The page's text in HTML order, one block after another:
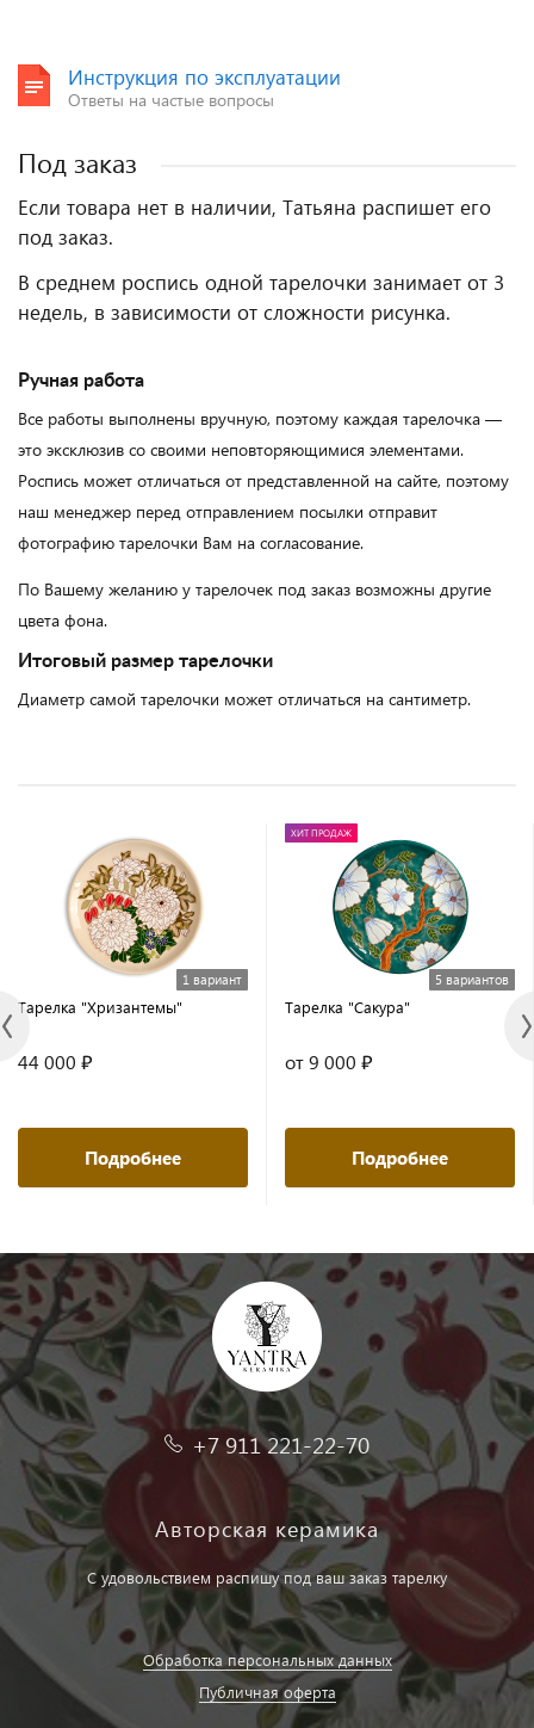
Инструкция по эксплуатации
Ответы на частые вопросы
Под заказ
Если товара нет в наличии, Татьяна распишет его
под заказ.
В среднем роспись одной тарелочки занимает от 3
недель, в зависимости от сложности рисунка.
Ручная работа
Все работы выполнены вручную, поэтому каждая тарелочка —
это эксклюзив со своими неповторяющимися элементами.
Роспись может отличаться от представленной на сайте, поэтому
наш менеджер перед отправлением посылки отправит
фотографию тарелочки Вам на согласование.
По Вашему желанию у тарелочек под заказ возможны другие
цвета фона.
Итоговый размер тарелочки
Диаметр самой тарелочки может отличаться на сантиметр.
1 вариант
Тарелка "Хризантемы"
44 000 ₽
Подробнее
ХИТ ПРОДАЖ
5 вариантов
Тарелка "Сакура"
от 9 000 ₽
Подробнее
+7 911 221-22-70
Авторская керамика
С удовольствием распишу под ваш заказ тарелку
Обработка персональных данных
Публичная оферта